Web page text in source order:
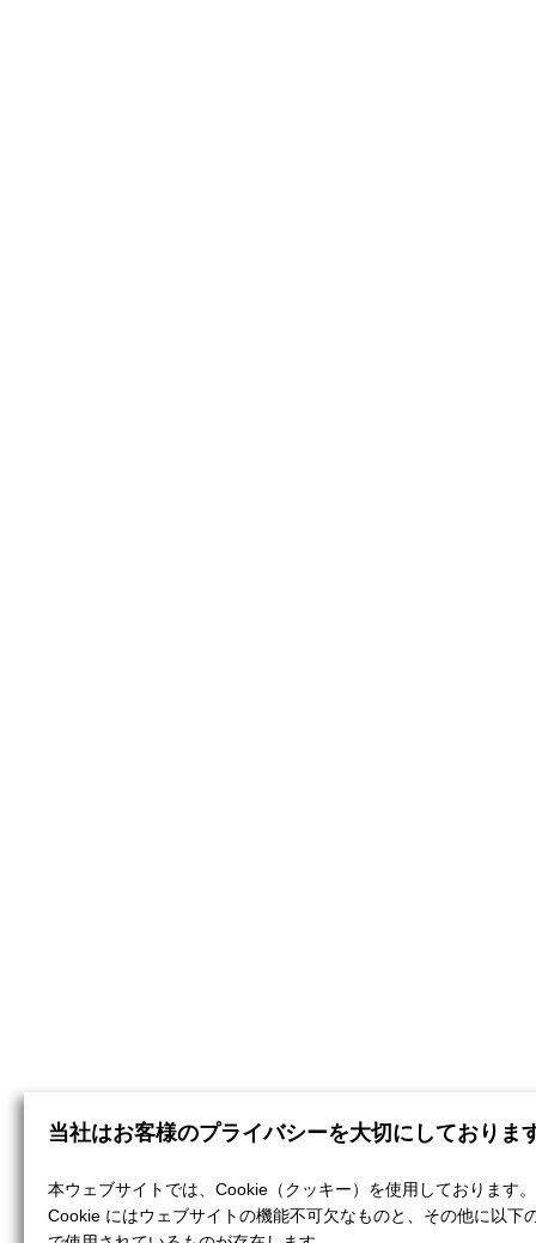
当社はお客様のプライバシーを大切にしておりま
本ウェブサイトでは、Cookie（クッキー）を使用しております。
Cookie にはウェブサイトの機能不可欠なものと、その他に以下